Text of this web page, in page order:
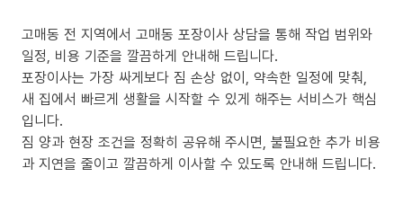
고매동 전 지역에서 고매동 포장이사 상담을 통해 작업 범위와
일정, 비용 기준을 깔끔하게 안내해 드립니다.
포장이사는 가장 싸게보다 짐 손상 없이, 약속한 일정에 맞춰,
새 집에서 빠르게 생활을 시작할 수 있게 해주는 서비스가 핵심
입니다.
짐 양과 현장 조건을 정확히 공유해 주시면, 불필요한 추가 비용
과 지연을 줄이고 깔끔하게 이사할 수 있도록 안내해 드립니다.